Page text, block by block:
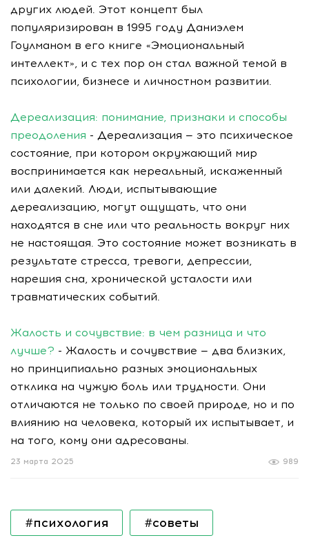
других людей. Этот концепт был
популяризирован в 1995 году Даниэлем
Гоулманом в его книге «Эмоциональный
интеллект», и с тех пор он стал важной темой в
психологии, бизнесе и личностном развитии.
Дереализация: понимание, признаки и способы
преодоления - Дереализация — это психическое
состояние, при котором окружающий мир
воспринимается как нереальный, искаженный
или далекий. Люди, испытывающие
дереализацию, могут ощущать, что они
находятся в сне или что реальность вокруг них
не настоящая. Это состояние может возникать в
результате стресса, тревоги, депрессии,
нарешия сна, хронической усталости или
травматических событий.
Жалость и сочувствие: в чем разница и что
лучше? - Жалость и сочувствие — два близких,
но принципиально разных эмоциональных
отклика на чужую боль или трудности. Они
отличаются не только по своей природе, но и по
влиянию на человека, который их испытывает, и
на того, кому они адресованы.
989
23 марта 2025
#психология #советы